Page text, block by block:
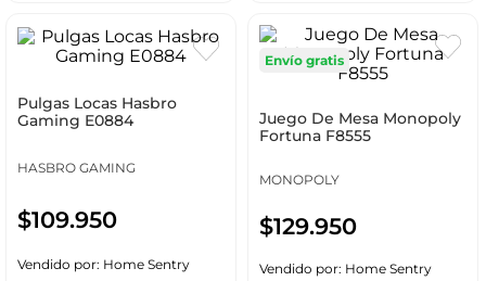
Pulgas Locas Hasbro
Gaming E0884
HASBRO GAMING
$109.950
Vendido por: Home Sentry
Envío gratis
Juego De Mesa Monopoly
Fortuna F8555
MONOPOLY
$129.950
Vendido por: Home Sentry